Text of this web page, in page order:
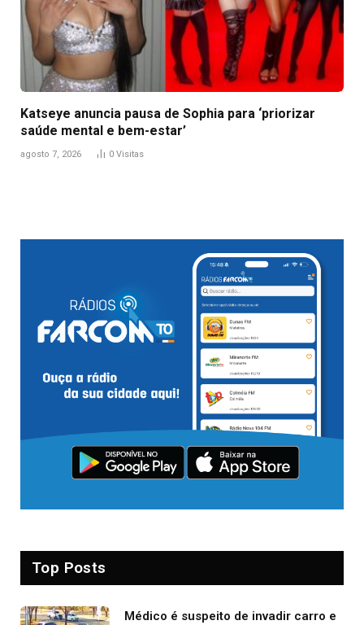
Katseye anuncia pausa de Sophia para ‘priorizar
saúde mental e bem-estar’
agosto 7, 2026 0 Visitas
Top Posts
Médico é suspeito de invadir carro e